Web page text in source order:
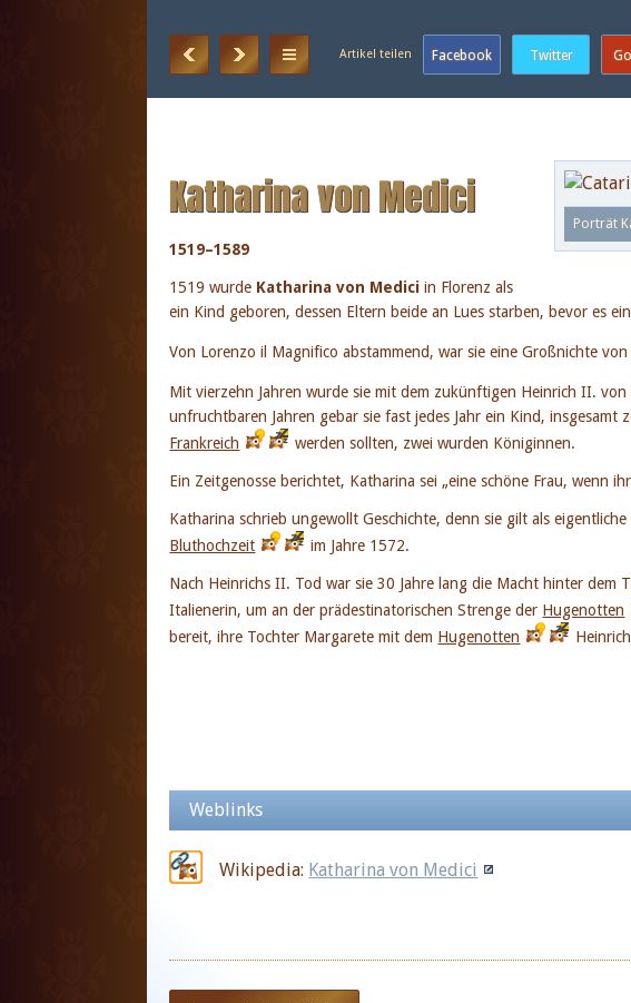
Porträt
Katharina von Medici
1519–1589
1519 wurde Katharina von Medici in Florenz als
ein Kind geboren, dessen Eltern beide an Lues starben, bevor es
Von Lorenzo il Magnifico abstammend, war sie eine Großnichte von
Mit vierzehn Jahren wurde sie mit dem zukünftigen Heinrich II. von
unfruchtbaren Jahren gebar sie fast jedes Jahr ein Kind, insgesamt
Frankreich
werden sollten, zwei wurden Königinnen.
Ein Zeitgenosse berichtet, Katharina sei „eine schöne Frau, wenn
Katharina schrieb ungewollt Geschichte, denn sie gilt als
Bluthochzeit
im Jahre 1572.
Nach Heinrichs II. Tod war sie 30 Jahre lang die Macht hinter dem
Italienerin, um an der prädestinatorischen Strenge der Hugenotten
bereit, ihre Tochter Margarete mit dem Hugenotten
Weblinks
Wikipedia: Katharina von Medici